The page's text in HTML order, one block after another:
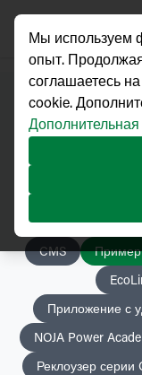
CMS Пример
Приложение с
NOJA Power
Реклоузер серии
Мы используем
опыт.
соглашаетесь
cookie.